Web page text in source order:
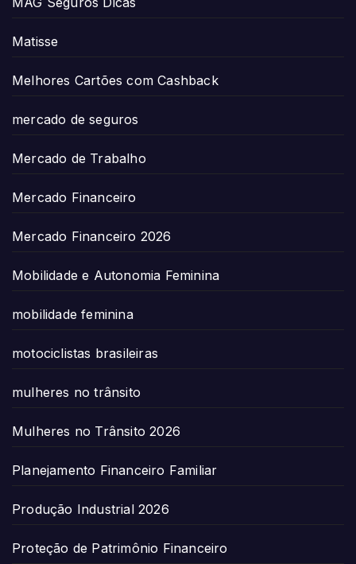
Matisse
Melhores Cartões com Cashback
mercado de seguros
Mercado de Trabalho
Mercado Financeiro
Mercado Financeiro 2026
Mobilidade e Autonomia Feminina
mobilidade feminina
motociclistas brasileiras
mulheres no trânsito
Mulheres no Trânsito 2026
Planejamento Financeiro Familiar
Produção Industrial 2026
Proteção de Patrimônio Financeiro